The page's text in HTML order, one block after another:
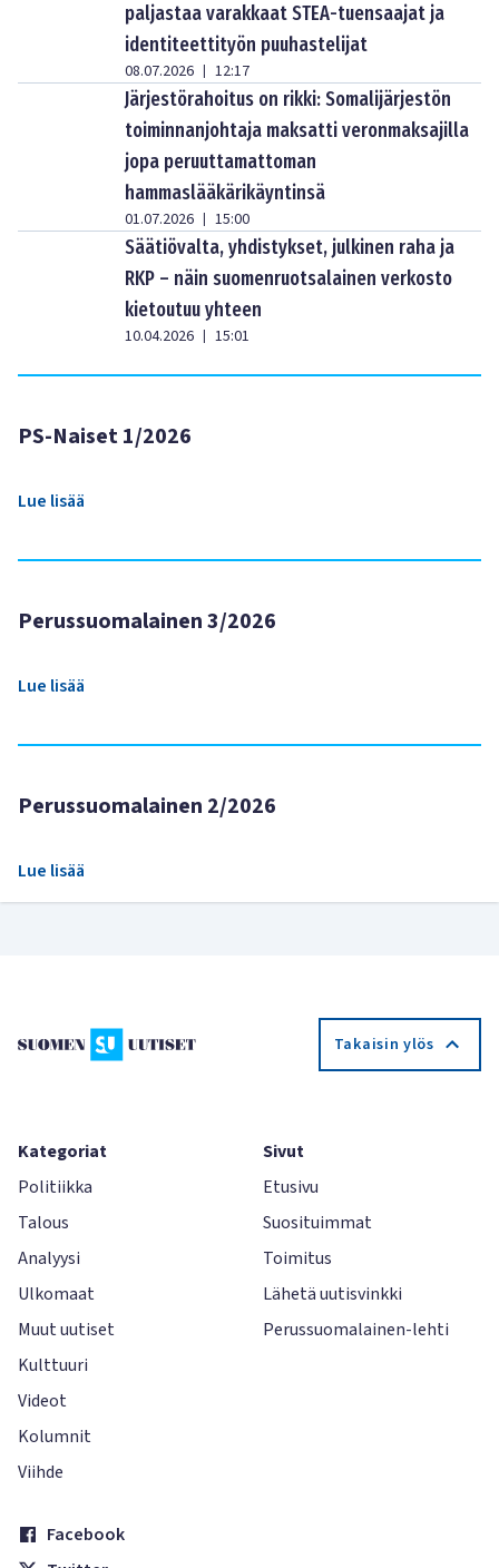
paljastaa varakkaat STEA-tuensaajat ja
identiteettityön puuhastelijat
08.07.2026 | 12:17
Järjestörahoitus on rikki: Somalijärjestön
toiminnanjohtaja maksatti veronmaksajilla
jopa peruuttamattoman
hammaslääkärikäyntinsä
01.07.2026 | 15:00
Säätiövalta, yhdistykset, julkinen raha ja
RKP – näin suomenruotsalainen verkosto
kietoutuu yhteen
10.04.2026 | 15:01
PS-Naiset 1/2026
Lue lisää
Perussuomalainen 3/2026
Lue lisää
Perussuomalainen 2/2026
Lue lisää
Takaisin ylös
Kategoriat
Politiikka
Talous
Analyysi
Ulkomaat
Muut uutiset
Kulttuuri
Videot
Kolumnit
Viihde
Sivut
Etusivu
Suosituimmat
Toimitus
Lähetä uutisvinkki
Perussuomalainen-lehti
Facebook